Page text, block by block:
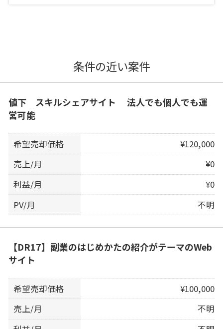
条件の近い案件
値下 スキルシェアサイト 法人でも個人でも運
営可能
希望売却価格
¥120,000
売上/月
¥0
利益/月
¥0
PV/月
不明
【DR17】副業のはじめかたの紹介がテーマのWeb
サイト
希望売却価格
¥100,000
売上/月
不明